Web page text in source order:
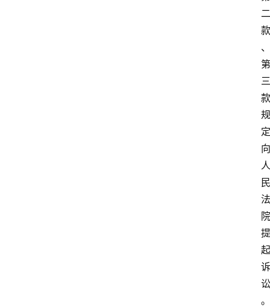
二
款
、
第
三
款
规
定
向
人
民
法
院
提
起
诉
讼
。